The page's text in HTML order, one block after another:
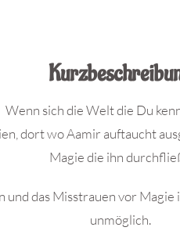
Wenn sich die Welt die Du
dort wo Aamir auftaucht
Magie die ihn
und das Misstrauen vor
unmöglich.